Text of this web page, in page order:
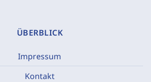
ÜBERBLICK
Impressum
Kontakt